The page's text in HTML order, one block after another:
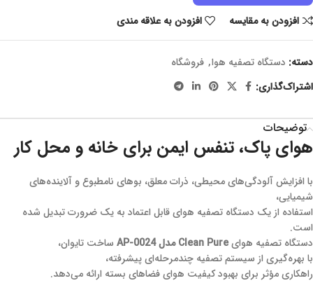
افزودن به مقایسه
افزودن به علاقه مندی
دسته: دستگاه تصفیه هوا, فروشگاه
اشتراک‌گذاری:
توضیحات
هوای پاک، تنفس ایمن برای خانه و محل کار
با افزایش آلودگی‌های محیطی، ذرات معلق، بوهای نامطبوع و آلاینده‌های
شیمیایی،
استفاده از یک دستگاه تصفیه هوای قابل اعتماد به یک ضرورت تبدیل شده
است.
دستگاه تصفیه هوایClean Pure مدل AP-0024
ساخت تایوان،
با بهره‌گیری از سیستم تصفیه چندمرحله‌ای پیشرفته،
راهکاری مؤثر برای بهبود کیفیت هوای فضاهای بسته ارائه می‌دهد.